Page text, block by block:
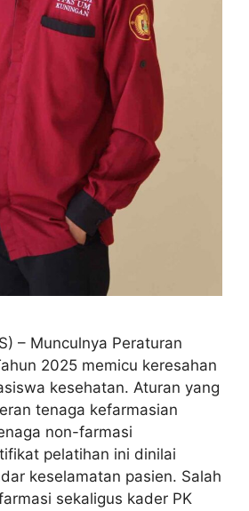
– Munculnya Peraturan
2025 memicu keresahan
kesehatan. Aturan yang
tenaga kefarmasian
non-farmasi
pelatihan ini dinilai
keselamatan pasien. Salah
sekaligus kader PK